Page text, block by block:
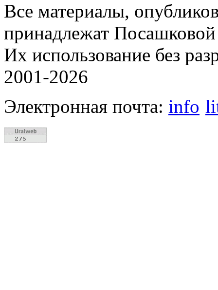
Все материалы,
принадлежат
Их использование без
2001-2026
Электронная почта: info